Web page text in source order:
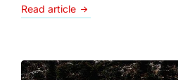
Read article